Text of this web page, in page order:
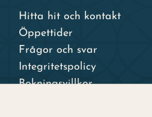
Hitta hit och kontakt
Öppettider
Frågor och svar
Integritetspolicy
Bokningsvillkor